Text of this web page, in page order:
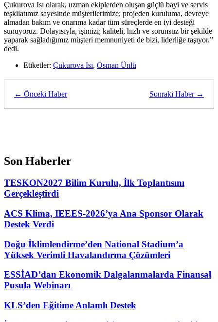
Çukurova Isı olarak, uzman ekiplerden oluşan güçlü bayi ve servis
teşkilatımız sayesinde müşterilerimize; projeden kuruluma, devreye
almadan bakım ve onarıma kadar tüm süreçlerde en iyi desteği
sunuyoruz. Dolayısıyla, işimizi; kaliteli, hızlı ve sorunsuz bir şekilde
yaparak sağladığımız müşteri memnuniyeti de bizi, liderliğe taşıyor.”
dedi.
Etiketler: Çukurova Isı, Osman Ünlü
← Önceki Haber Sonraki Haber →
Son Haberler
TESKON2027 Bilim Kurulu, İlk Toplantısını
Gerçekleştirdi
ACS Klima, IEEES-2026’ya Ana Sponsor Olarak
Destek Verdi
Doğu İklimlendirme’den National Stadium’a
Yüksek Verimli Havalandırma Çözümleri
ESSİAD’dan Ekonomik Dalgalanmalarda Finansal
Pusula Webinarı
KLS’den Eğitime Anlamlı Destek